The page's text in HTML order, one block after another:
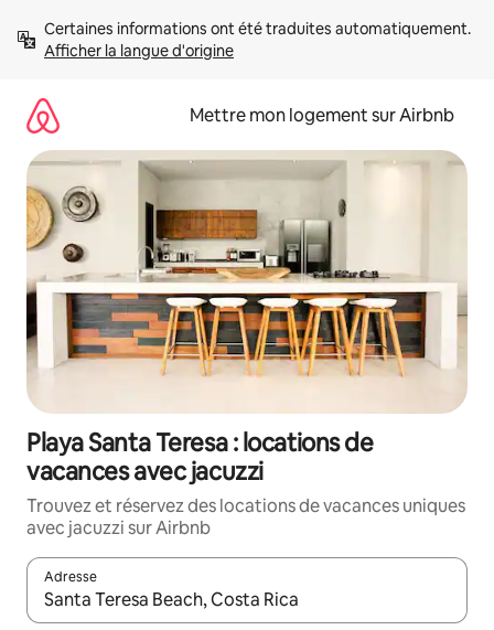
directement
Afficher la langue d'origine
Mettre mon logement sur Airbnb
Playa Santa Teresa : locations de
vacances avec jacuzzi
Trouvez et réservez des locations de vacances uniques
avec jacuzzi sur Airbnb
Adresse
Lorsque les résultats s'affichent, utilisez les flèches vers le